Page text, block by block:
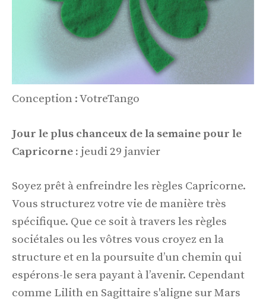
Conception : VotreTango
Jour le plus chanceux de la semaine pour le
Capricorne : jeudi 29 janvier
Soyez prêt à enfreindre les règles Capricorne.
Vous structurez votre vie de manière très
spécifique. Que ce soit à travers les règles
sociétales ou les vôtres vous croyez en la
structure et en la poursuite d’un chemin qui
espérons-le sera payant à l’avenir. Cependant
comme Lilith en Sagittaire s'aligne sur Mars